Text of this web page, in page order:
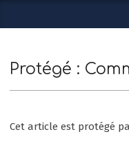
Protégé :
Cet article est protégé